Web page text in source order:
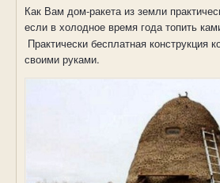
Как Вам дом-ракета из земли
если в холодное время года топить
Практически бесплатная конструкция
своими руками.